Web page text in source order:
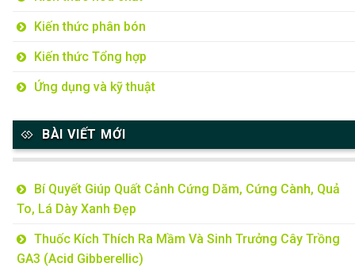
Kiến thức phân bón
Kiến thức Tổng hợp
Ứng dụng và kỹ thuật
BÀI VIẾT MỚI
Bí Quyết Giúp Quất Cảnh Cứng Dăm, Cứng Cành, Quả
To, Lá Dày Xanh Đẹp
Thuốc Kích Thích Ra Mầm Và Sinh Trưởng Cây Trồng
GA3 (Acid Gibberellic)